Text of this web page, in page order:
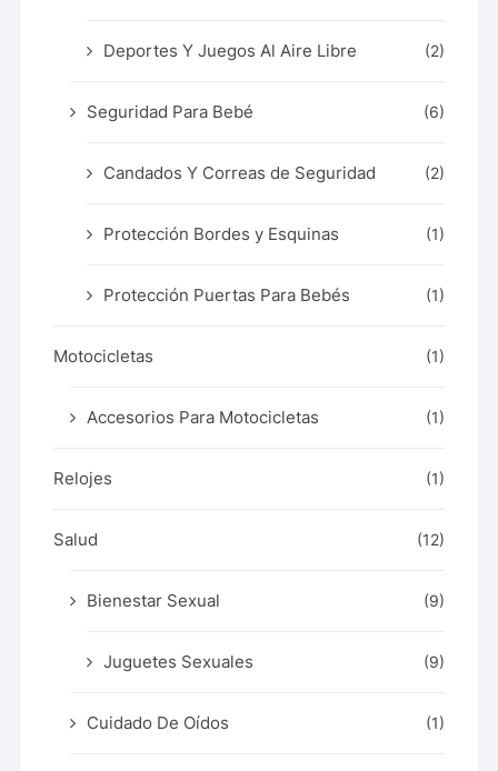
Deportes Y Juegos Al Aire Libre (2)
Seguridad Para Bebé (6)
Candados Y Correas de Seguridad (2)
Protección Bordes y Esquinas (1)
Protección Puertas Para Bebés (1)
Motocicletas (1)
Accesorios Para Motocicletas (1)
Relojes (1)
Salud (12)
Bienestar Sexual (9)
Juguetes Sexuales (9)
Cuidado De Oídos (1)